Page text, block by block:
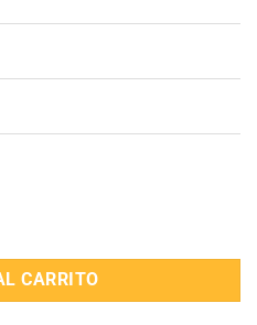
La Casa de Gabby cantidad
CARRITO